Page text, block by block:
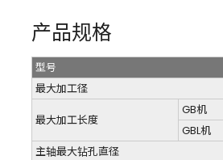
产品规格
型号
最大加工径
最大加工长度
GB机
GBL机
主轴最大钻孔直径